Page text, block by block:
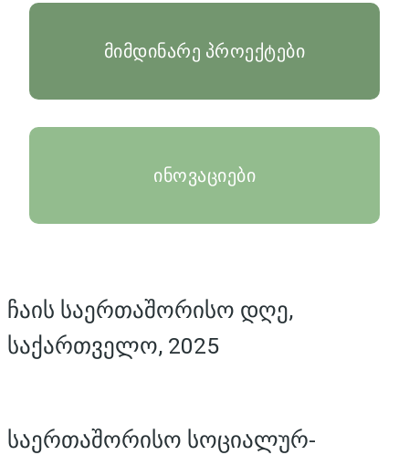
მიმდინარე პროექტები
ინოვაციები
ჩაის საერთაშორისო დღე,
საქართველო, 2025
საერთაშორისო სოციალურ-